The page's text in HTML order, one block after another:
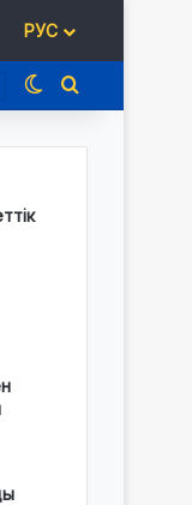
РУС
Switch skin
Іздеу